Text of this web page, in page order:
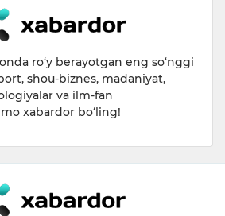
ro‘y berayotgan eng so‘nggi
shou-biznes, madaniyat,
va ilm-fan
xabardor bo‘ling!